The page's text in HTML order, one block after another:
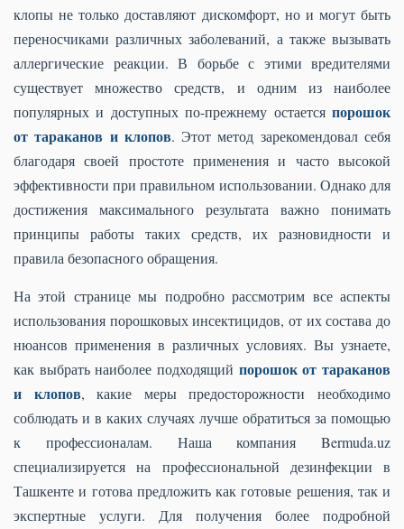
клопы не только доставляют дискомфорт, но и могут быть
переносчиками различных заболеваний, а также вызывать
аллергические реакции. В борьбе с этими вредителями
существует множество средств, и одним из наиболее
популярных и доступных по-прежнему остается порошок
от тараканов и клопов. Этот метод зарекомендовал себя
благодаря своей простоте применения и часто высокой
эффективности при правильном использовании. Однако для
достижения максимального результата важно понимать
принципы работы таких средств, их разновидности и
правила безопасного обращения.
На этой странице мы подробно рассмотрим все аспекты
использования порошковых инсектицидов, от их состава до
нюансов применения в различных условиях. Вы узнаете,
как выбрать наиболее подходящий порошок от тараканов
и клопов, какие меры предосторожности необходимо
соблюдать и в каких случаях лучше обратиться за помощью
к профессионалам. Наша компания Bermuda.uz
специализируется на профессиональной дезинфекции в
Ташкенте и готова предложить как готовые решения, так и
экспертные услуги. Для получения более подробной